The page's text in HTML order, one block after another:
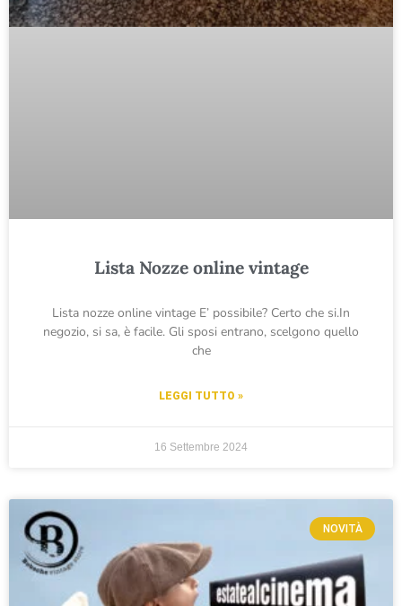
Lista Nozze online vintage
Lista nozze online vintage E’ possibile? Certo che si.In
negozio, si sa, è facile. Gli sposi entrano, scelgono quello
che
LEGGI TUTTO »
16 Settembre 2024
NOVITÀ